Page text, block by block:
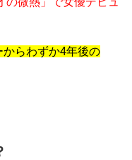
からわずか4年後の